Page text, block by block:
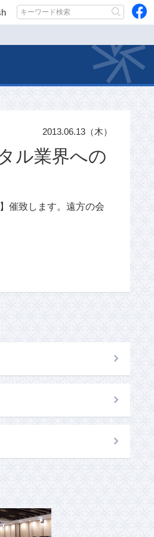
ル業界への
2013.06.13（木）
催致します。遠方の会